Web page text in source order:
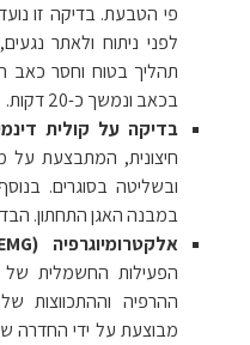
פי הטבעת. בדיקה זו
לפני ניתוח ולאתר
תהליך בטוח וחסר כאב
בכאב ונמשך כ-20 דקות.
בדיקה על קולית
חיצונית, המתבצעת על
ובשליטה בסוגרים.
במבנה האגן התחתון.
אלקטרומיוגרפיה (EMG) שטחית:
הפעילות החשמלית
ההרפיה וההתכווצות
מבוצעת על ידי החדרה